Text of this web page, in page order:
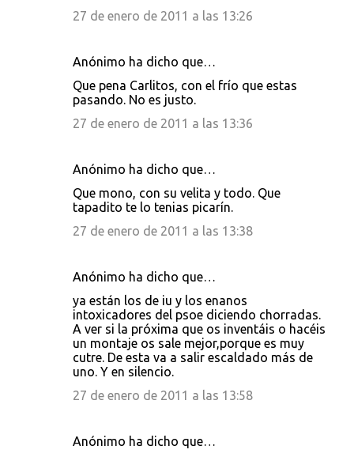
27 de enero de 2011 a las 13:26
Anónimo ha dicho que…
Que pena Carlitos, con el frío que estas
pasando. No es justo.
27 de enero de 2011 a las 13:36
Anónimo ha dicho que…
Que mono, con su velita y todo. Que
tapadito te lo tenias picarín.
27 de enero de 2011 a las 13:38
Anónimo ha dicho que…
ya están los de iu y los enanos
intoxicadores del psoe diciendo chorradas.
A ver si la próxima que os inventáis o hacéis
un montaje os sale mejor,porque es muy
cutre. De esta va a salir escaldado más de
uno. Y en silencio.
27 de enero de 2011 a las 13:58
Anónimo ha dicho que…